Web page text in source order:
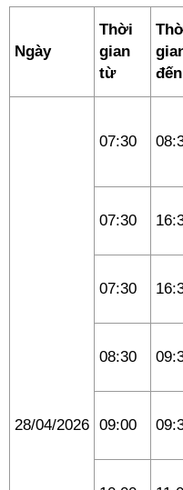
Ngày
Thời
gian
từ
đến
28/04/2026
07:30
07:30
07:30
08:30
09:00